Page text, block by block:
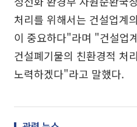
처리를 위해서는 건설업계
이 중요하다"라며 "건설업
건설폐기물의 친환경적 처
노력하겠다"라고 말했다.